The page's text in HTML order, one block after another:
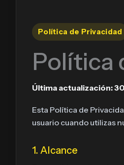
Política de Privacidad
Política
Última actualización:
Esta Política de
usuario cuando utilizas
1. Alcance